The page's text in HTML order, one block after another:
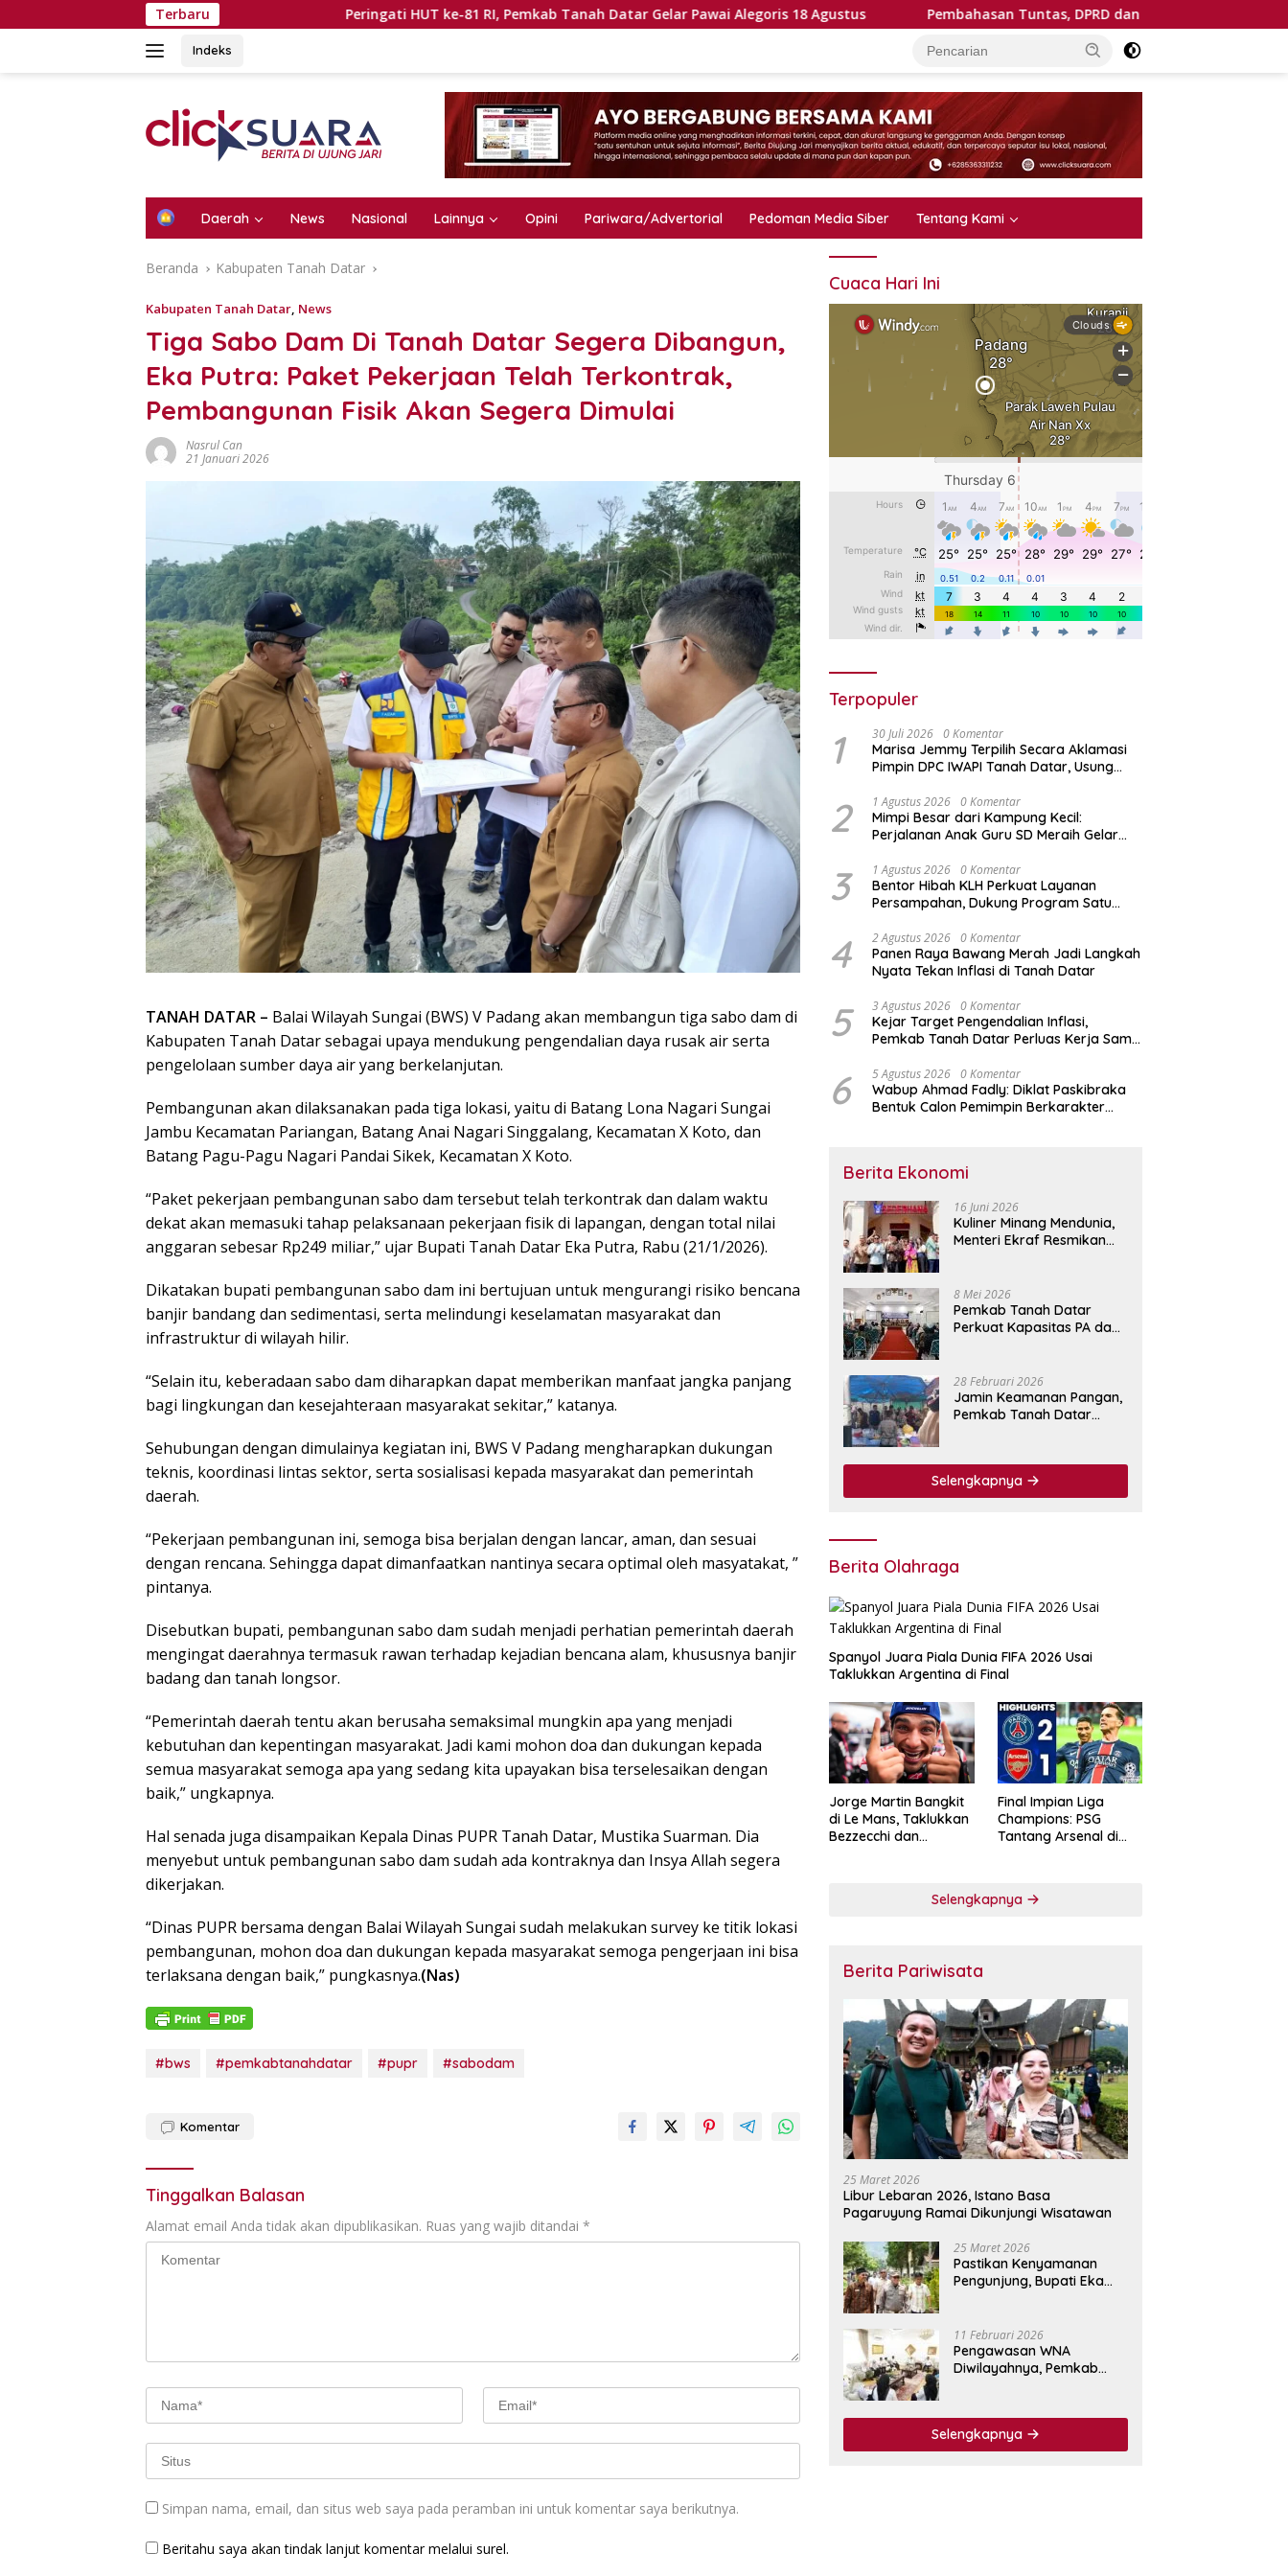
ke
Terbaru Peringati HUT ke-81 RI, Pemkab Tanah Datar Gelar Pawai Alegoris 18 Agustus Pembahasan Tuntas, DPRD dan Pemkab Tanah Datar Sepakati
Indeks
H
e
Daerah News Nasional Lainnya Opini Pariwara/Advertorial Pedoman Media Siber Tentang Kami
Beranda Kabupaten Tanah Datar
Kabupaten Tanah Datar, News
Tiga Sabo Dam Di Tanah Datar Segera Dibangun,
Eka Putra: Paket Pekerjaan Telah Terkontrak,
Pembangunan Fisik Akan Segera Dimulai
Nasrul Can
21 Januari 2026
TANAH DATAR – Balai Wilayah Sungai (BWS) V Padang akan membangun tiga sabo dam di
Kabupaten Tanah Datar sebagai upaya mendukung pengendalian daya rusak air serta
pengelolaan sumber daya air yang berkelanjutan.
Pembangunan akan dilaksanakan pada tiga lokasi, yaitu di Batang Lona Nagari Sungai
Jambu Kecamatan Pariangan, Batang Anai Nagari Singgalang, Kecamatan X Koto, dan
Batang Pagu-Pagu Nagari Pandai Sikek, Kecamatan X Koto.
“Paket pekerjaan pembangunan sabo dam tersebut telah terkontrak dan dalam waktu
dekat akan memasuki tahap pelaksanaan pekerjaan fisik di lapangan, dengan total nilai
anggaran sebesar Rp249 miliar,” ujar Bupati Tanah Datar Eka Putra, Rabu (21/1/2026).
Dikatakan bupati pembangunan sabo dam ini bertujuan untuk mengurangi risiko bencana
banjir bandang dan sedimentasi, serta melindungi keselamatan masyarakat dan
infrastruktur di wilayah hilir.
“Selain itu, keberadaan sabo dam diharapkan dapat memberikan manfaat jangka panjang
bagi lingkungan dan kesejahteraan masyarakat sekitar,” katanya.
Sehubungan dengan dimulainya kegiatan ini, BWS V Padang mengharapkan dukungan
teknis, koordinasi lintas sektor, serta sosialisasi kepada masyarakat dan pemerintah
daerah.
“Pekerjaan pembangunan ini, semoga bisa berjalan dengan lancar, aman, dan sesuai
dengan rencana. Sehingga dapat dimanfaatkan nantinya secara optimal oleh masyatakat, ”
pintanya.
Disebutkan bupati, pembangunan sabo dam sudah menjadi perhatian pemerintah daerah
mengingat daerahnya termasuk rawan terhadap kejadian bencana alam, khususnya banjir
badang dan tanah longsor.
“Pemerintah daerah tentu akan berusaha semaksimal mungkin apa yang menjadi
kebutuhan dan kepentingan masyarakat. Jadi kami mohon doa dan dukungan kepada
semua masyarakat semoga apa yang sedang kita upayakan bisa terselesaikan dengan
baik,” ungkapnya.
Hal senada juga disampaikan Kepala Dinas PUPR Tanah Datar, Mustika Suarman. Dia
menyebut untuk pembangunan sabo dam sudah ada kontraknya dan Insya Allah segera
dikerjakan.
“Dinas PUPR bersama dengan Balai Wilayah Sungai sudah melakukan survey ke titik lokasi
pembangunan, mohon doa dan dukungan kepada masyarakat semoga pengerjaan ini bisa
terlaksana dengan baik,” pungkasnya.(Nas)
#bws #pemkabtanahdatar #pupr #sabodam
Komentar
Tinggalkan Balasan
Alamat email Anda tidak akan dipublikasikan. Ruas yang wajib ditandai *
Simpan nama, email, dan situs web saya pada peramban ini untuk komentar saya berikutnya.
Beritahu saya akan tindak lanjut komentar melalui surel.
Cuaca Hari Ini
Terpopuler
1 30 Juli 2026 0 Komentar
Marisa Jemmy Terpilih Secara Aklamasi
Pimpin DPC IWAPI Tanah Datar, Usung
Saing
2 1 Agustus 2026 0 Komentar
Mimpi Besar dari Kampung Kecil:
Perjalanan Anak Guru SD Meraih Gelar
3 1 Agustus 2026 0 Komentar
Bentor Hibah KLH Perkuat Layanan
Persampahan, Dukung Program Satu
4 2 Agustus 2026 0 Komentar
Panen Raya Bawang Merah Jadi Langkah
Nyata Tekan Inflasi di Tanah Datar
5 3 Agustus 2026 0 Komentar
Kejar Target Pengendalian Inflasi,
Pemkab Tanah Datar Perluas Kerja Sama
6 5 Agustus 2026 0 Komentar
Wabup Ahmad Fadly: Diklat Paskibraka
Bentuk Calon Pemimpin Berkarakter
Berita Ekonomi
16 Juni 2026
Kuliner Minang Mendunia,
Menteri Ekraf Resmikan
8 Mei 2026
Pemkab Tanah Datar
Perkuat Kapasitas PA dan
Jasa.
28 Februari 2026
Jamin Keamanan Pangan,
Pemkab Tanah Datar
Pabukoan
Selengkapnya
Berita Olahraga
Spanyol Juara Piala Dunia FIFA 2026 Usai
Taklukkan Argentina di Final
Jorge Martin Bangkit
di Le Mans, Taklukkan
Bezzecchi dan
Final Impian Liga
Champions: PSG
Tantang Arsenal di
Selengkapnya
Berita Pariwisata
25 Maret 2026
Libur Lebaran 2026, Istano Basa
Pagaruyung Ramai Dikunjungi Wisatawan
25 Maret 2026
Pastikan Kenyamanan
Pengunjung, Bupati Eka
Pagaruyuang
11 Februari 2026
Pengawasan WNA
Diwilayahnya, Pemkab
Imigrasi Kelas I Non TPI
Agam
Selengkapnya